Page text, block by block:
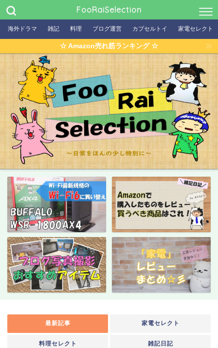
FooRaiSelection
海外ドラマ 雑記 料理 ブログ運営 カプセルトイ 家電セレクト
☆ Amazon売れ筋ランキング ☆
最新記事 家電セレクト
料理セレクト 雑記日記